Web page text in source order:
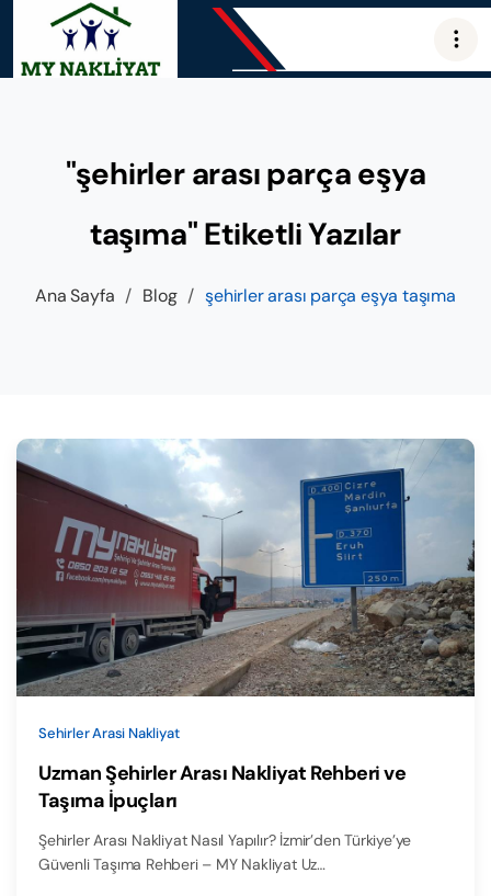
"şehirler arası parça eşya
taşıma" Etiketli Yazılar
Ana Sayfa / Blog / şehirler arası parça eşya taşıma
Sehirler Arasi Nakliyat
Uzman Şehirler Arası Nakliyat Rehberi ve
Taşıma İpuçları
Şehirler Arası Nakliyat Nasıl Yapılır? İzmir’den Türkiye’ye
Güvenli Taşıma Rehberi – MY Nakliyat Uz…